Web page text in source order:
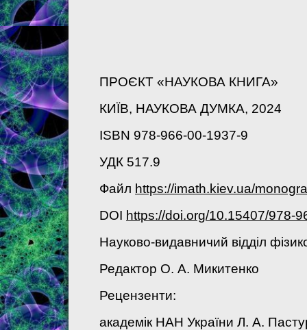
ПРОЄКТ «НАУКОВА КНИГА»
КИЇВ, НАУКОВА ДУМКА, 2024
ISBN 978-966-00-1937-9
УДК 517.9
Файл https://imath.kiev.ua/
DOI https://doi.org/10.15407/978-
Науково-видавничий вiддiл
Редактор О. А. Микитенко
Рецензенти:
академiк НАН України Л. А.